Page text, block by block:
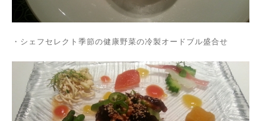
・シェフセレクト季節の健康野菜の冷製オードブル盛合せ